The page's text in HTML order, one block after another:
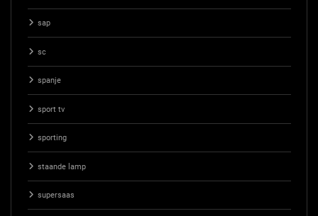
sap
sc
spanje
sport tv
sporting
staande lamp
supersaas